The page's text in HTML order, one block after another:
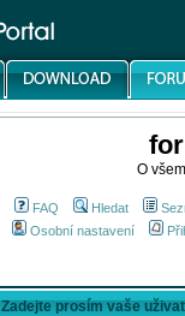
O
FAQ Hledat
Osobní nastavení
Zadejte prosím vaše